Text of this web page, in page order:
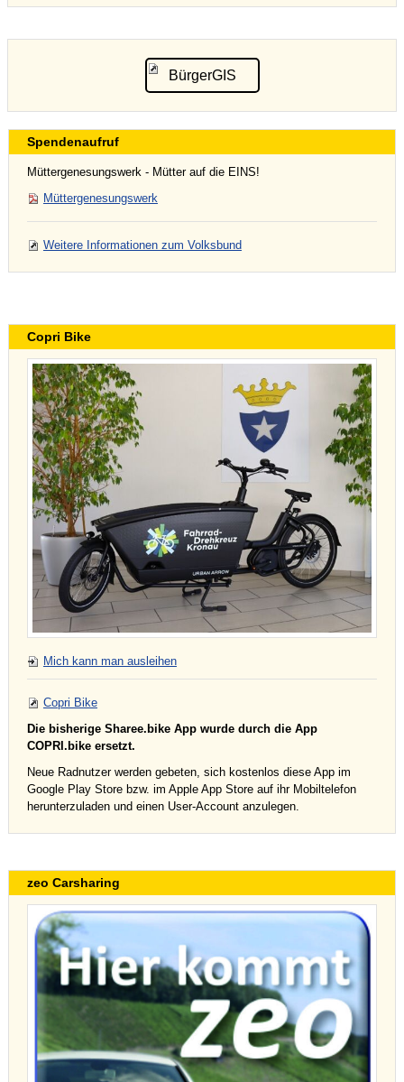
BürgerGIS
Spendenaufruf
Müttergenesungswerk - Mütter auf die EINS!
Müttergenesungswerk
Weitere Informationen zum Volksbund
Copri Bike
Mich kann man ausleihen
Copri Bike
Die bisherige Sharee.bike App wurde durch die App
COPRI.bike ersetzt.
Neue Radnutzer werden gebeten, sich kostenlos diese App im
Google Play Store bzw. im Apple App Store auf ihr Mobiltelefon
herunterzuladen und einen User-Account anzulegen.
zeo Carsharing